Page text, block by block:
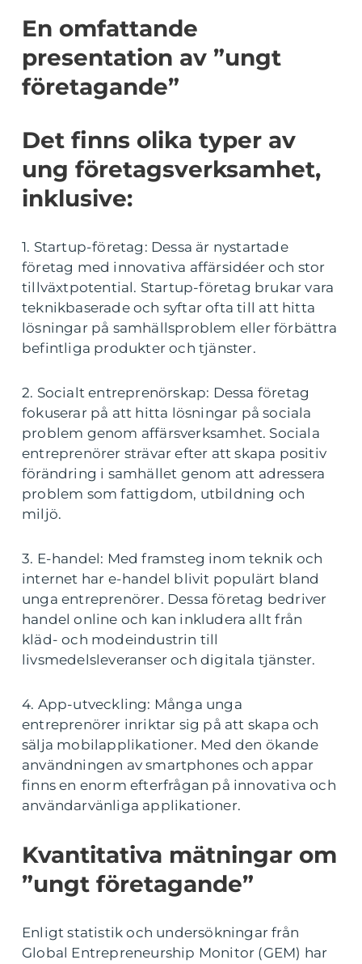
En omfattande
presentation av ”ungt
företagande”
Det finns olika typer av
ung företagsverksamhet,
inklusive:
1. Startup-företag: Dessa är nystartade
företag med innovativa affärsidéer och stor
tillväxtpotential. Startup-företag brukar vara
teknikbaserade och syftar ofta till att hitta
lösningar på samhällsproblem eller förbättra
befintliga produkter och tjänster.
2. Socialt entreprenörskap: Dessa företag
fokuserar på att hitta lösningar på sociala
problem genom affärsverksamhet. Sociala
entreprenörer strävar efter att skapa positiv
förändring i samhället genom att adressera
problem som fattigdom, utbildning och
miljö.
3. E-handel: Med framsteg inom teknik och
internet har e-handel blivit populärt bland
unga entreprenörer. Dessa företag bedriver
handel online och kan inkludera allt från
kläd- och modeindustrin till
livsmedelsleveranser och digitala tjänster.
4. App-utveckling: Många unga
entreprenörer inriktar sig på att skapa och
sälja mobilapplikationer. Med den ökande
användningen av smartphones och appar
finns en enorm efterfrågan på innovativa och
användarvänliga applikationer.
Kvantitativa mätningar om
”ungt företagande”
Enligt statistik och undersökningar från
Global Entrepreneurship Monitor (GEM) har